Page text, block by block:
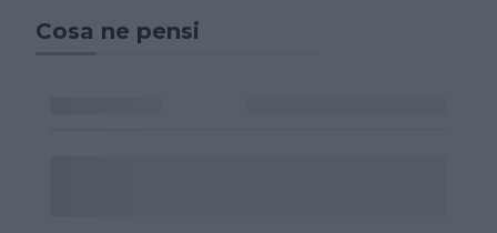
Cosa ne pensi